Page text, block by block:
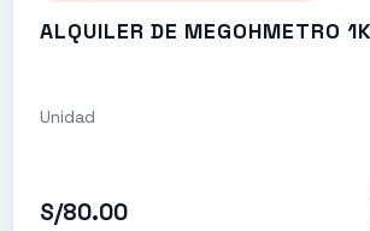
ALQUILER DE MEGOHMETRO
Unidad
S/80.00